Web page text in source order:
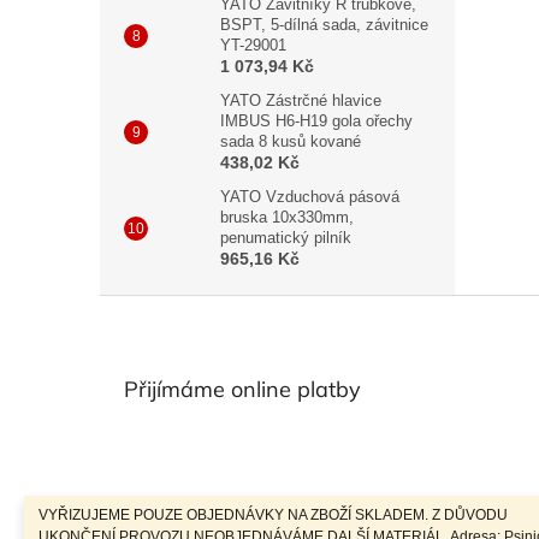
VYŘIZUJEME POUZE OBJEDNÁVKY NA ZBOŽÍ SKLADEM. Z DŮVODU
YATO Závitníky R trubkové,
BSPT, 5-dílná sada, závitnice
YT-29001
1 073,94 Kč
YATO Zástrčné hlavice
IMBUS H6-H19 gola ořechy
sada 8 kusů kované
438,02 Kč
YATO Vzduchová pásová
bruska 10x330mm,
penumatický pilník
965,16 Kč
Přijímáme online platby